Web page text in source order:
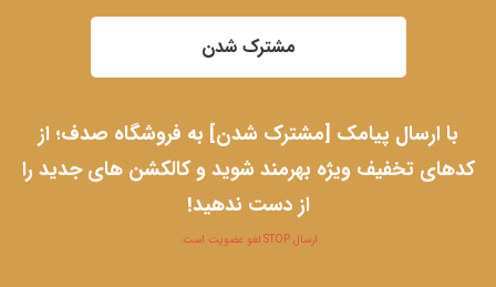
مشترک شدن
با ارسال پیامک [مشترک شدن] به فروشگاه صدف؛ از
کدهای تخفیف ویژه بهرمند شوید و کالکشن های جدید را
از دست ندهید!
ارسال STOP لغو عضویت است.